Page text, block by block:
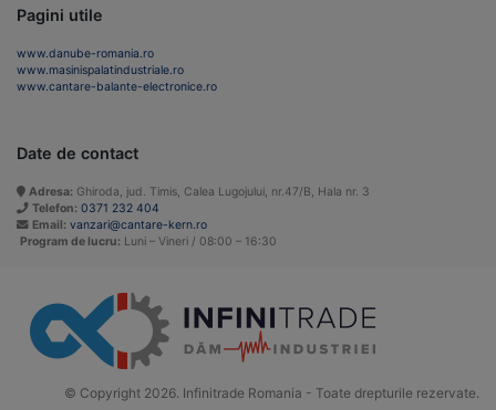
Pagini utile
www.danube-romania.ro
www.masinispalatindustriale.ro
www.cantare-balante-electronice.ro
Date de contact
Adresa: Ghiroda, jud. Timis, Calea Lugojului, nr.47/B, Hala nr. 3
Telefon: 0371 232 404
Email: vanzari@cantare-kern.ro
Program de lucru: Luni – Vineri / 08:00 – 16:30
© Copyright 2026. Infinitrade Romania - Toate drepturile rezervate.